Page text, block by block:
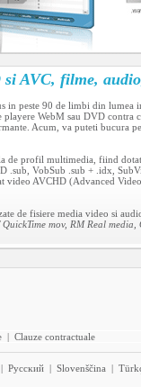
si AVC, filme,
peste 90 de limbi din lumea
playere WebM sau DVD contra
Acum, va puteti
de profil multimedia, fiind
VobSub .sub + .idx,
AVCHD (Advanced
de fisiere media video si
mov, RM Real
| Clauze contractuale
| Pyccĸий | Slovenščina |